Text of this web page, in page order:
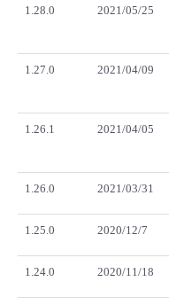
1.28.0 2021/05/25
1.27.0 2021/04/09
1.26.1 2021/04/05
1.26.0 2021/03/31
1.25.0 2020/12/7
1.24.0 2020/11/18